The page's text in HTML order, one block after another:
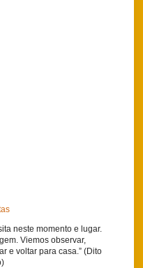
neste momento e lugar.
Viemos observar,
e voltar para casa.” (Dito